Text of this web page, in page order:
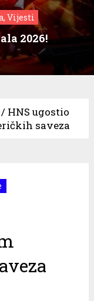
Vijesti
2026!
/ HNS ugostio
saveza